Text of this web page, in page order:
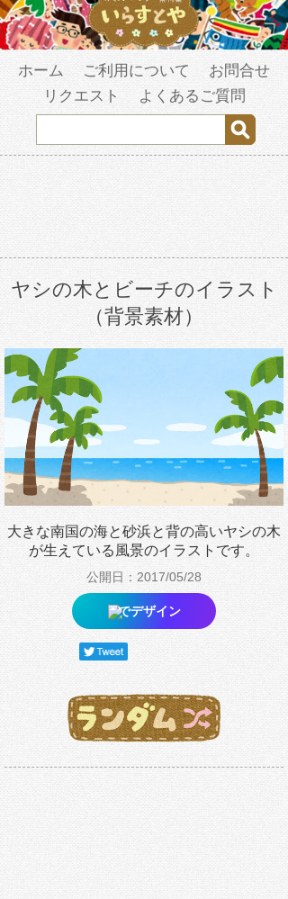
ホーム ご利用について
お問合せ
リクエスト
よくあるご質問
ヤシの木とビーチのイラスト
（背景素材）
大きな南国の海と砂浜と背の高いヤシの木
が生えている風景のイラストです。
公開日：2017/05/28
でデザイン